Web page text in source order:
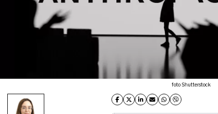
foto Shutterstock